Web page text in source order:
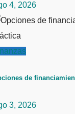
4, 2026
de
3, 2026